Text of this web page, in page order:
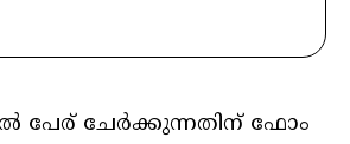
പേര് ചേർക്കുന്നതിന് ഫോം